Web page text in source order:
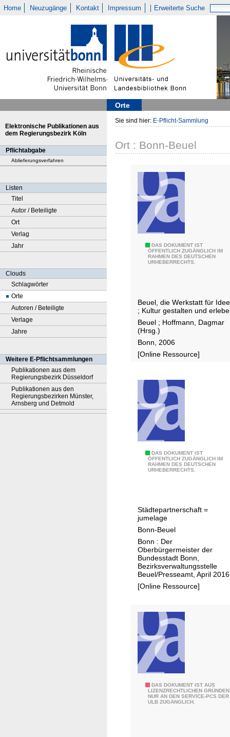
Home Neuzugänge Kontakt Impressum Erweiterte Suche
Orte
Elektronische Publikationen aus
dem Regierungsbezirk Köln
Pflichtabgabe
Ablieferungsverfahren
Listen
Titel
Autor / Beteiligte
Ort
Verlag
Jahr
Clouds
Schlagwörter
Orte
Autoren / Beteiligte
Verlage
Jahre
Weitere E-Pflichtsammlungen
Publikationen aus dem
Regierungsbezirk Düsseldorf
Publikationen aus den
Regierungsbezirken Münster,
Arnsberg und Detmold
Sie sind hier: E-Pflicht-Sammlung
Ort : Bonn-Beuel
DAS DOKUMENT IST
ÖFFENTLICH ZUGÄNGLICH IM
RAHMEN DES DEUTSCHEN
URHEBERRECHTS.
h
a
t
K
u
t
r
Beuel, die Werkstatt für
; Kultur gestalten und
Beuel ; Hoffmann, Dagmar
(Hrsg.)
Bonn, 2006
[Online Ressource]
DAS DOKUMENT IST
ÖFFENTLICH ZUGÄNGLICH IM
RAHMEN DES DEUTSCHEN
URHEBERRECHTS.
-
M
i
r
e
c
o
r
Städtepartnerschaft =
jumelage
Bonn-Beuel
Bonn : Der
Oberbürgermeister der
Bundesstadt Bonn,
Bezirksverwaltungsstelle
Beuel/Presseamt, April 2016
[Online Ressource]
DAS DOKUMENT IST AUS
LIZENZRECHTLICHEN GRÜNDEN
NUR AN DEN SERVICE-PCS DER
ULB ZUGÄNGLICH.